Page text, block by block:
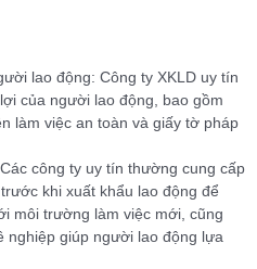
lao động: Công ty XKLD uy tín
của người lao động, bao gồm
làm việc an toàn và giấy tờ pháp
công ty uy tín thường cung cấp
khi xuất khẩu lao động để
môi trường làm việc mới, cũng
nghiệp giúp người lao động lựa